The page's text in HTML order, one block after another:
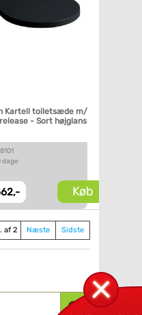
Kartell toiletsæde m/
- Sort højglans
dage
Køb
af 2 Næste Sidste